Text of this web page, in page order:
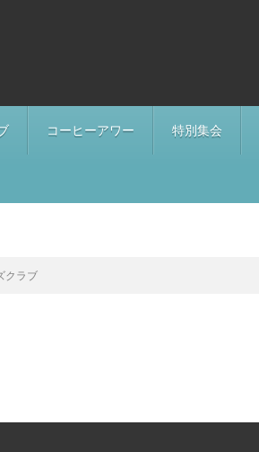
コーヒーアワー 特別集会
クラブ